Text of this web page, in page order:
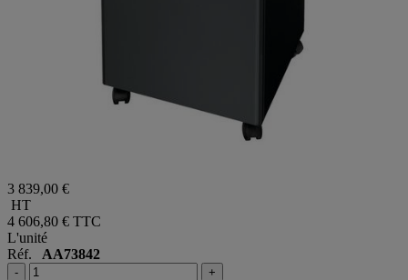
3 839,00 €
HT
4 606,80 € TTC
L'unité
Réf. AA73842
- +